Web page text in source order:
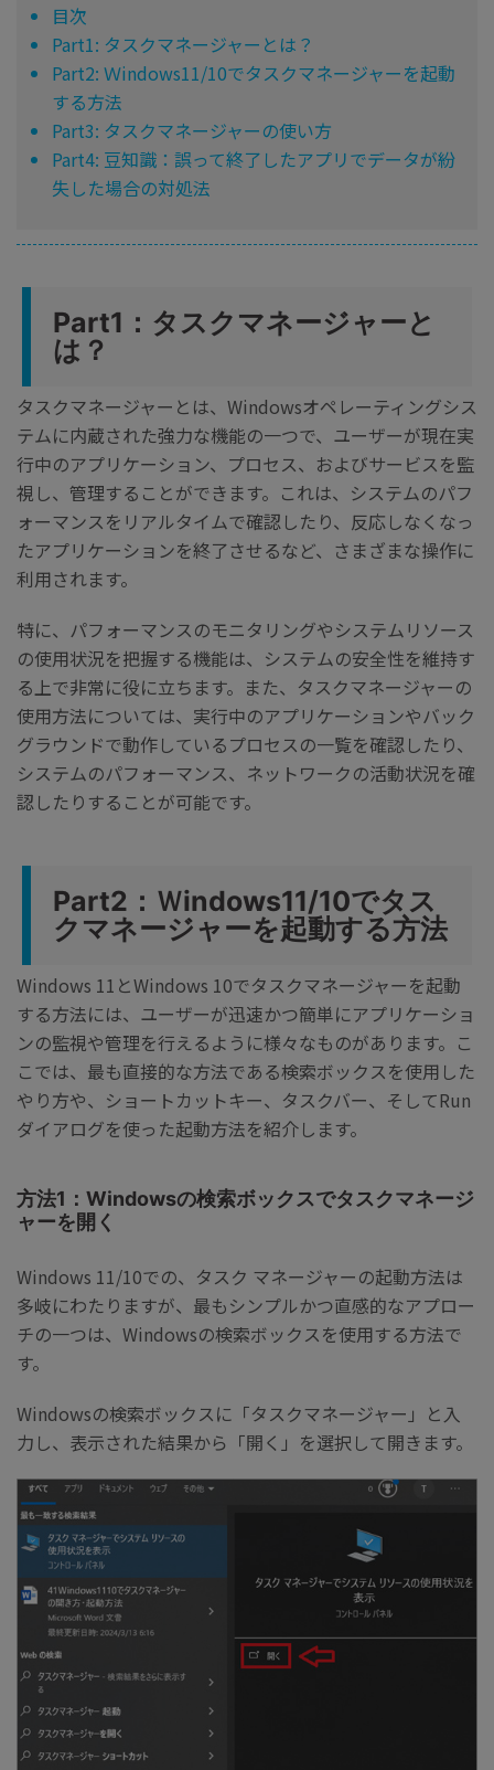
目次
Part1: タスクマネージャーとは？
Part2: Ｗindows11/10でタスクマネージャーを起動
する方法
Part3: タスクマネージャーの使い方
Part4: 豆知識：誤って終了したアプリでデータが紛
失した場合の対処法
Part1：タスクマネージャーと
は？
タスクマネージャーとは、Windowsオペレーティングシス
テムに内蔵された強力な機能の一つで、ユーザーが現在実
行中のアプリケーション、プロセス、およびサービスを監
視し、管理することができます。これは、システムのパフ
ォーマンスをリアルタイムで確認したり、反応しなくなっ
たアプリケーションを終了させるなど、さまざまな操作に
利用されます。
特に、パフォーマンスのモニタリングやシステムリソース
の使用状況を把握する機能は、システムの安全性を維持す
る上で非常に役に立ちます。また、タスクマネージャーの
使用方法については、実行中のアプリケーションやバック
グラウンドで動作しているプロセスの一覧を確認したり、
システムのパフォーマンス、ネットワークの活動状況を確
認したりすることが可能です。
Part2：Ｗindows11/10でタス
クマネージャーを起動する方法
Windows 11とWindows 10でタスクマネージャーを起動
する方法には、ユーザーが迅速かつ簡単にアプリケーショ
ンの監視や管理を行えるように様々なものがあります。こ
こでは、最も直接的な方法である検索ボックスを使用した
やり方や、ショートカットキー、タスクバー、そしてRun
ダイアログを使った起動方法を紹介します。
方法1：Windowsの検索ボックスでタスクマネージ
ャーを開く
Windows 11/10での、タスク マネージャーの起動方法は
多岐にわたりますが、最もシンプルかつ直感的なアプロー
チの一つは、Windowsの検索ボックスを使用する方法で
す。
Windowsの検索ボックスに「タスクマネージャー」と入
力し、表示された結果から「開く」を選択して開きます。